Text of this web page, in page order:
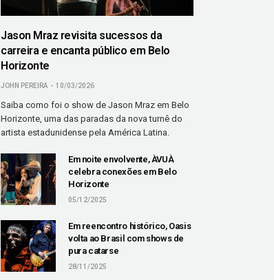
Jason Mraz revisita sucessos da
carreira e encanta público em Belo
Horizonte
JOHN PEREIRA 10/03/2026
Saiba como foi o show de Jason Mraz em Belo
Horizonte, uma das paradas da nova turnê do
artista estadunidense pela América Latina.
Em noite envolvente, ÀVUÀ
celebra conexões em Belo
Horizonte
05/12/2025
Em reencontro histórico, Oasis
volta ao Brasil com shows de
pura catarse
28/11/2025